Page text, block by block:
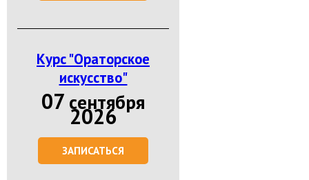
Курс "Ораторское
искусство"
07 сентября
2026
ЗАПИСАТЬСЯ